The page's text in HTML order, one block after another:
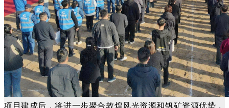
项目建成后，将进一步聚合敦煌风光资源和钒矿资源优势，